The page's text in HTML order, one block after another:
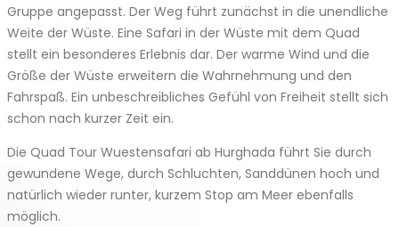
Gruppe angepasst. Der Weg führt zunächst in die unendliche
Weite der Wüste. Eine Safari in der Wüste mit dem Quad
stellt ein besonderes Erlebnis dar. Der warme Wind und die
Größe der Wüste erweitern die Wahrnehmung und den
Fahrspaß. Ein unbeschreibliches Gefühl von Freiheit stellt sich
schon nach kurzer Zeit ein.
Die Quad Tour Wuestensafari ab Hurghada führt Sie durch
gewundene Wege, durch Schluchten, Sanddünen hoch und
natürlich wieder runter, kurzem Stop am Meer ebenfalls
möglich.